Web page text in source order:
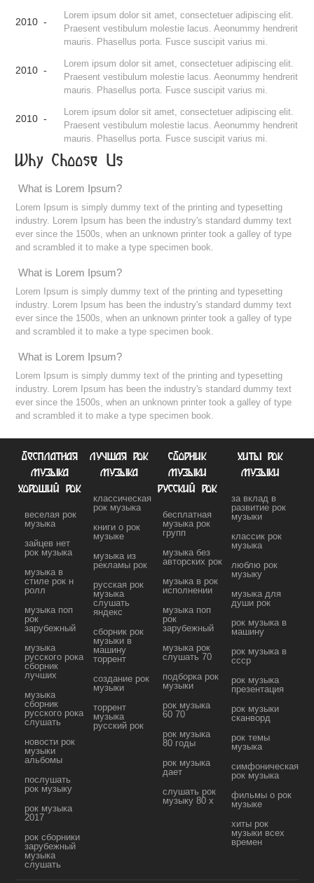
2010 -
Lorem ipsum dolor sit amet, consectetuer adipiscing elit.
Praesent vestibulum molestie lacus. Aeonummy hendrerit
mauris. Phasellus porta. Fusce suscipit varius mi.
2010 -
Lorem ipsum dolor sit amet, consectetuer adipiscing elit.
Praesent vestibulum molestie lacus. Aeonummy hendrerit
mauris. Phasellus porta. Fusce suscipit varius mi.
2010 -
Lorem ipsum dolor sit amet, consectetuer adipiscing elit.
Praesent vestibulum molestie lacus. Aeonummy hendrerit
mauris. Phasellus porta. Fusce suscipit varius mi.
Why Choose Us
What is Lorem Ipsum?
Lorem Ipsum is simply dummy text of the printing and typesetting
industry. Lorem Ipsum has been the industry's standard dummy text
ever since the 1500s, when an unknown printer took a galley of type
and scrambled it to make a type specimen book.
What is Lorem Ipsum?
Lorem Ipsum is simply dummy text of the printing and typesetting
industry. Lorem Ipsum has been the industry's standard dummy text
ever since the 1500s, when an unknown printer took a galley of type
and scrambled it to make a type specimen book.
What is Lorem Ipsum?
Lorem Ipsum is simply dummy text of the printing and typesetting
industry. Lorem Ipsum has been the industry's standard dummy text
ever since the 1500s, when an unknown printer took a galley of type
and scrambled it to make a type specimen book.
бесплатная
музыка
хороший рок
веселая рок
музыка
зайцев нет
рок музыка
музыка в
стиле рок н
ролл
музыка поп
рок
зарубежный
музыка
русского рока
сборник
лучших
музыка
сборник
русского рока
слушать
новости рок
музыки
альбомы
послушать
рок музыку
рок музыка
2017
рок сборники
зарубежный
музыка
слушать
лучшая рок
музыка
классическая
рок музыка
книги о рок
музыке
музыка из
рекламы рок
русская рок
музыка
слушать
яндекс
сборник рок
музыки в
машину
торрент
создание рок
музыки
торрент
музыка
русский рок
сборник
музыки
русский рок
бесплатная
музыка рок
групп
музыка без
авторских рок
музыка в рок
исполнении
музыка поп
рок
зарубежный
музыка рок
слушать 70
подборка рок
музыки
рок музыка
60 70
рок музыка
80 годы
рок музыка
дает
слушать рок
музыку 80 х
хиты рок
музыки
за вклад в
развитие рок
музыки
классик рок
музыка
люблю рок
музыку
музыка для
души рок
рок музыка в
машину
рок музыка в
ссср
рок музыка
презентация
рок музыки
сканворд
рок темы
музыка
симфоническая
рок музыка
фильмы о рок
музыке
хиты рок
музыки всех
времен